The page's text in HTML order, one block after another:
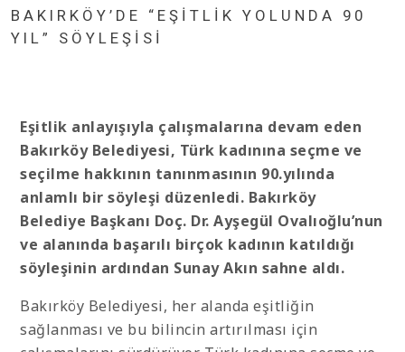
BAKIRKÖY’DE “EŞİTLİK YOLUNDA 90
YIL” SÖYLEŞİSİ
Eşitlik anlayışıyla çalışmalarına devam eden
Bakırköy Belediyesi, Türk kadınına seçme ve
seçilme hakkının tanınmasının 90.yılında
anlamlı bir söyleşi düzenledi. Bakırköy
Belediye Başkanı Doç. Dr. Ayşegül Ovalıoğlu’nun
ve alanında başarılı birçok kadının katıldığı
söyleşinin ardından Sunay Akın sahne aldı.
Bakırköy Belediyesi, her alanda eşitliğin
sağlanması ve bu bilincin artırılması için